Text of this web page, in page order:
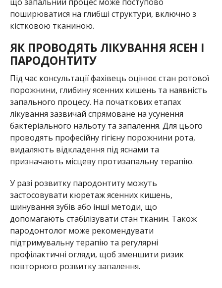
поширюватися на глибші структури, включно з
кістковою тканиною.
ЯК ПРОВОДЯТЬ ЛІКУВАННЯ ЯСЕН І
ПАРОДОНТИТУ
Під час консультації фахівець оцінює стан ротової
порожнини, глибину ясенних кишень та наявність
запального процесу. На початкових етапах
лікування зазвичай спрямоване на усунення
бактеріального нальоту та запалення. Для цього
проводять професійну гігієну порожнини рота,
видаляють відкладення під яснами та
призначають місцеву протизапальну терапію.
У разі розвитку пародонтиту можуть
застосовувати кюретаж ясенних кишень,
шинування зубів або інші методи, що
допомагають стабілізувати стан тканин. Також
пародонтолог може рекомендувати
підтримувальну терапію та регулярні
профілактичні огляди, щоб зменшити ризик
повторного розвитку запалення.